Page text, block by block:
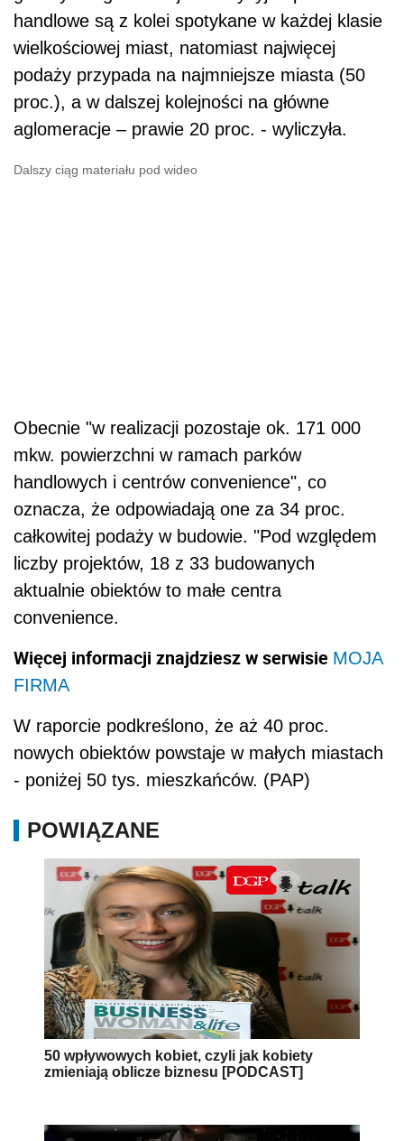
handlowe są z kolei spotykane w każdej klasie
wielkościowej miast, natomiast najwięcej
podaży przypada na najmniejsze miasta (50
proc.), a w dalszej kolejności na główne
aglomeracje – prawie 20 proc. - wyliczyła.
Dalszy ciąg materiału pod wideo
Obecnie "w realizacji pozostaje ok. 171 000
mkw. powierzchni w ramach parków
handlowych i centrów convenience", co
oznacza, że odpowiadają one za 34 proc.
całkowitej podaży w budowie. "Pod względem
liczby projektów, 18 z 33 budowanych
aktualnie obiektów to małe centra
convenience.
Więcej informacji znajdziesz w serwisie MOJA
FIRMA
W raporcie podkreślono, że aż 40 proc.
nowych obiektów powstaje w małych miastach
- poniżej 50 tys. mieszkańców. (PAP)
POWIĄZANE
50 wpływowych kobiet, czyli jak kobiety
zmieniają oblicze biznesu [PODCAST]